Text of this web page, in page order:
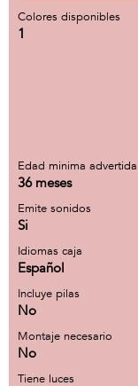
Colores disponibles
1
Edad minima advertida
36 meses
Emite sonidos
Si
Idiomas caja
Español
Incluye pilas
No
Montaje necesario
No
Tiene luces